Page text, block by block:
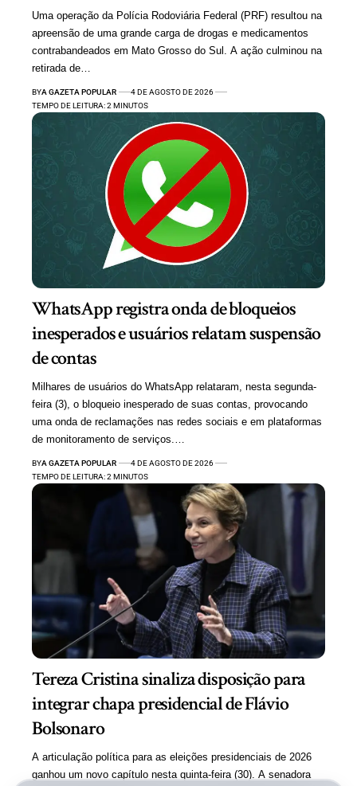
Uma operação da Polícia Rodoviária Federal (PRF) resultou na
apreensão de uma grande carga de drogas e medicamentos
contrabandeados em Mato Grosso do Sul. A ação culminou na
retirada de…
BYA GAZETA POPULAR
4 DE AGOSTO DE 2026
TEMPO DE LEITURA: 2 MINUTOS
WhatsApp registra onda de bloqueios
inesperados e usuários relatam suspensão
de contas
Milhares de usuários do WhatsApp relataram, nesta segunda-
feira (3), o bloqueio inesperado de suas contas, provocando
uma onda de reclamações nas redes sociais e em plataformas
de monitoramento de serviços.…
BYA GAZETA POPULAR
4 DE AGOSTO DE 2026
TEMPO DE LEITURA: 2 MINUTOS
Tereza Cristina sinaliza disposição para
integrar chapa presidencial de Flávio
Bolsonaro
A articulação política para as eleições presidenciais de 2026
ganhou um novo capítulo nesta quinta-feira (30). A senadora